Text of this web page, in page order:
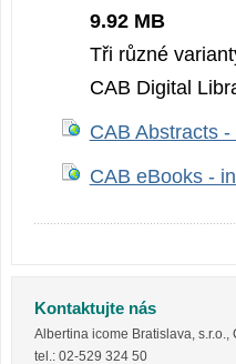
9.92 MB
Tři různé
CAB Digital
CAB Abstracts -
CAB eBooks -
Kontaktujte nás
Albertina icome Bratislava, s.r.o.,
tel.: 02-529 324 50